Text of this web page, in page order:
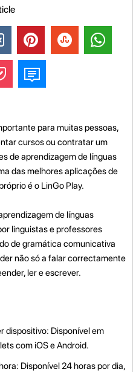
para muitas pessoas,
cursos ou contratar um
de aprendizagem de línguas
das melhores aplicações de
é o LinGo Play.
de línguas
linguistas e professores
de gramática comunicativa
não só a falar correctamente
ler e escrever.
dispositivo: Disponível em
com iOS e Android.
Disponível 24 horas por dia,